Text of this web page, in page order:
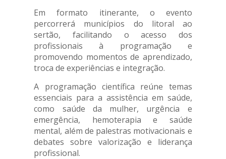
Em formato itinerante, o evento
percorrerá municípios do litoral ao
sertão, facilitando o acesso dos
profissionais à programação e
promovendo momentos de aprendizado,
troca de experiências e integração.
A programação científica reúne temas
essenciais para a assistência em saúde,
como saúde da mulher, urgência e
emergência, hemoterapia e saúde
mental, além de palestras motivacionais e
debates sobre valorização e liderança
profissional.